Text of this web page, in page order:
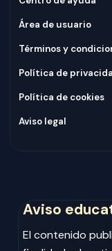
Área de usuario
Términos y
Política de
Política de cookies
Aviso legal
Aviso
El contenido